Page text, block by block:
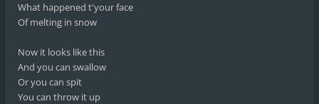
What happened t'your face
Of melting in snow
Now it looks like this
And you can swallow
Or you can spit
You can throw it up